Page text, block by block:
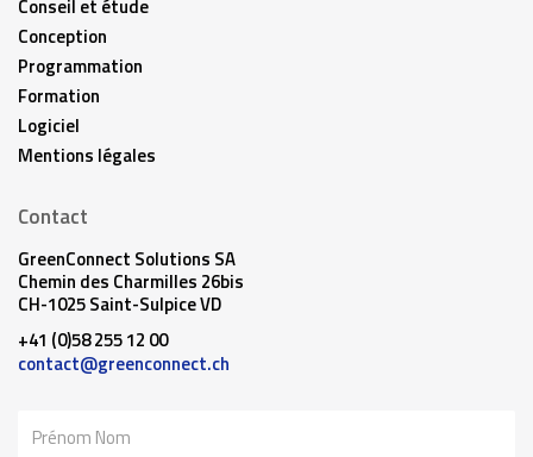
Conseil et étude
Conception
Programmation
Formation
Logiciel
Mentions légales
Contact
GreenConnect Solutions SA
Chemin des Charmilles 26bis
CH-1025 Saint-Sulpice VD
+41 (0)58 255 12 00
contact@greenconnect.ch